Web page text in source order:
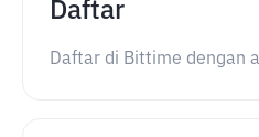
Daftar
Daftar di Bittime dengan